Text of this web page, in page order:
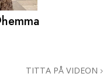
TITTA PÅ VIDEON